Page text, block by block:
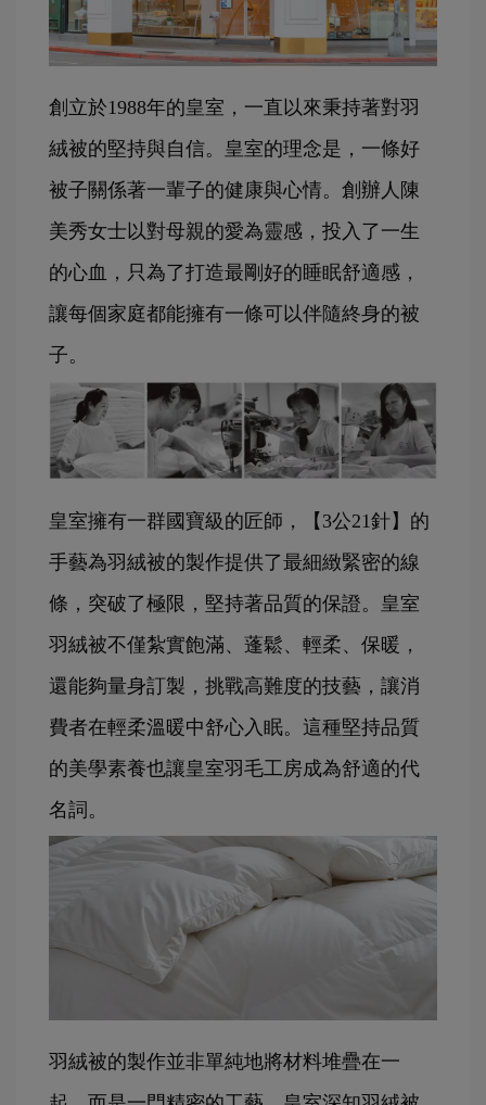
創立於1988年的皇室，一直以來秉持著對羽
絨被的堅持與自信。皇室的理念是，一條好
被子關係著一輩子的健康與心情。創辦人陳
美秀女士以對母親的愛為靈感，投入了一生
的心血，只為了打造最剛好的睡眠舒適感，
讓每個家庭都能擁有一條可以伴隨終身的被
子。
皇室擁有一群國寶級的匠師，【3公21針】的
手藝為羽絨被的製作提供了最細緻緊密的線
條，突破了極限，堅持著品質的保證。皇室
羽絨被不僅紮實飽滿、蓬鬆、輕柔、保暖，
還能夠量身訂製，挑戰高難度的技藝，讓消
費者在輕柔溫暖中舒心入眠。這種堅持品質
的美學素養也讓皇室羽毛工房成為舒適的代
名詞。
羽絨被的製作並非單純地將材料堆疊在一